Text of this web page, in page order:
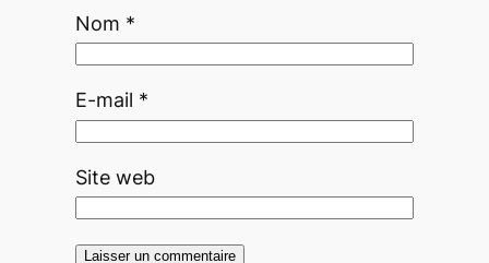
Nom *
E-mail *
Site web